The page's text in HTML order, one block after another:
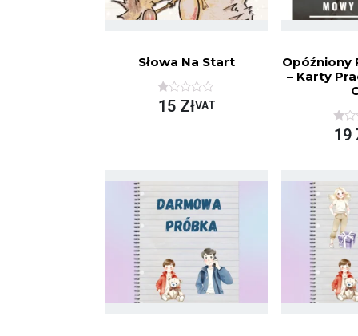
Słowa Na Start
O
A
5
15 ZłVAT
Opóźniony
– Karty
O
C
O
N
O
N
A
5
19